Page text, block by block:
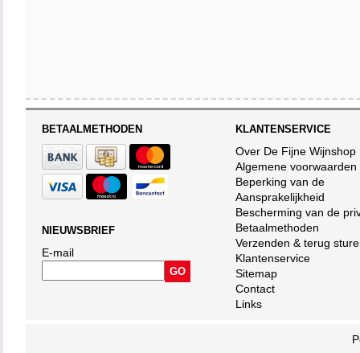
BETAALMETHODEN
NIEUWSBRIEF
E-mail
KLANTENSERVICE
Over De Fijne Wijnshop
Algemene voorwaarden
Beperking van de
Aansprakelijkheid
Bescherming van de
Betaalmethoden
Verzenden & terug
Klantenservice
Sitemap
Contact
Links